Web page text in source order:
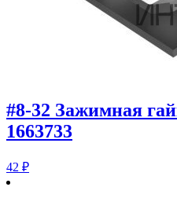
#8-32 Зажимная
1663733
42 ₽